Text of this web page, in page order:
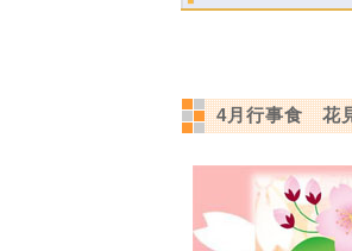
4月行事食 花